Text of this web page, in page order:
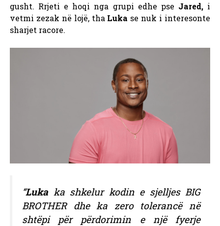
gusht. Rrjeti e hoqi nga grupi edhe pse Jared,i
vetmi zezak në lojë, tha Luka se nuk i interesonte
sharjet racore.
“Lukaka shkelur kodin e sjelljes BIG
BROTHER dhe ka zero tolerancë në
shtëpi për përdorimin e një fyerje